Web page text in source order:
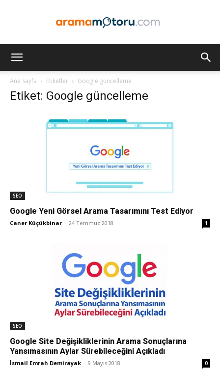
Optimizasyonu
ve
Ana Sayfa Etiketler Google güncelleme
Etiket: Google güncelleme
SEO
Google Yeni Görsel Arama Tasarımını Test Ediyor
Caner Küçükbinar - 24 Temmuz 2018 1
SEO
Google Site Değişikliklerinin Arama Sonuçlarına
Yansımasının Aylar Sürebileceğini Açıkladı
İsmail Emrah Demirayak - 9 Mayıs 2018 0